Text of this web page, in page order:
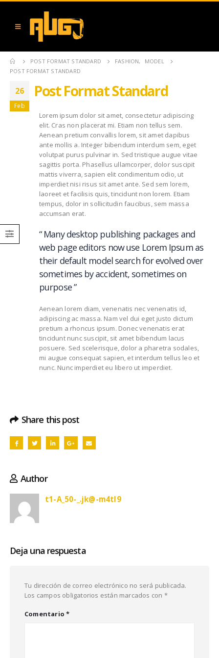
POST FORMAT STANDARD FASHION,
MODEL
POST FORMAT STANDARD
26
Feb
Post Format Standard
Lorem ipsum dolor sit amet, consectetur adipiscing
elit. Cras non placerat mi. Etiam non tellus sem.
Aenean pretium convallis lorem, sit amet dapibus
ante mollis a. Integer bibendum interdum sem, eget
volutpat purus pulvinar in. Sed tristique augue vitae
sagittis porta. Phasellus ullamcorper, dolor suscipit
mattis viverra, sapien elit condimentum odio, ut
imperdiet nisi risus sit amet ante. Sed sem lorem,
laoreet et facilisis quis, tincidunt non lorem. Etiam
tempus, dolor in sollicitudin faucibus, sem massa
accumsan erat.
“ Many desktop publishing packages and
web page editors now use Lorem Ipsum as
their default model search for evolved over
sometimes by accident, sometimes on
purpose ”
Aenean lorem diam, venenatis nec venenatis id,
adipiscing ac massa. Nam vel dui eget justo dictum
pretium a rhoncus ipsum. Donec venenatis erat
tincidunt nunc suscipit, sit amet bibendum lacus
posuere. Sed scelerisque, dolor a pharetra sodales,
mi augue consequat sapien, et interdum tellus leo et
nunc. Nunc imperdiet eu libero ut imperdiet.
Share this post
Author
t1-A_50-_.jk@-m4tI9
Deja una respuesta
Tu dirección de correo electrónico no será publicada.
Los campos obligatorios están marcados con *
Comentario*